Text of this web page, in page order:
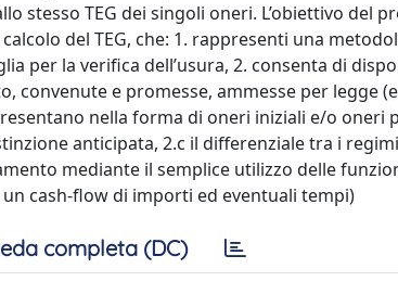
stesso TEG dei singoli oneri. L’obiettivo del
del TEG, che: 1. rappresenti una
per la verifica dell’usura, 2. consenta di
e promesse, ammesse per legge
nella forma di oneri iniziali e/o oneri
anticipata, 2.c il differenziale tra i
mediante il semplice utilizzo delle funzioni
cash-flow di importi ed eventuali tempi)
completa (DC)